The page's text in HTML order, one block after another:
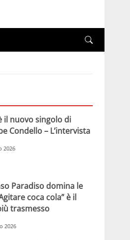
il nuovo singolo di
Condello – L’intervista
2026
Paradiso domina le
coca cola” è il
trasmesso
2026